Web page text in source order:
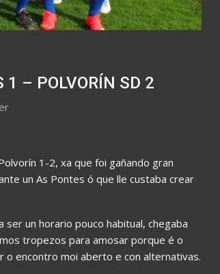
1 – POLVORÍN SD 2
1-2, xa que foi gañando gran
un As Pontes ó que lle custaba crear
un horario pouco habitual, chegaba
tropezos para amosar porque é o
o encontro moi aberto e con alternativas.